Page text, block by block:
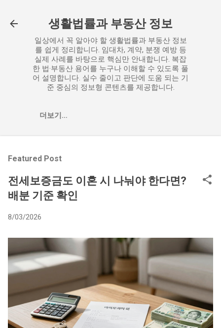
생활법률과 부동산 정보
일상에서 꼭 알아야 할 생활법률과 부동산 정보
를 쉽게 정리합니다. 임대차, 계약, 분쟁 예방 등
실제 사례를 바탕으로 핵심만 안내합니다. 복잡
한 법·부동산 용어를 누구나 이해할 수 있도록 풀
어 설명합니다. 실수 줄이고 판단에 도움 되는 기
준 중심의 정보형 콘텐츠를 제공합니다.
더보기…
Featured Post
전세보증금도 이혼 시 나눠야 한다면?
배분 기준 확인
8/03/2026